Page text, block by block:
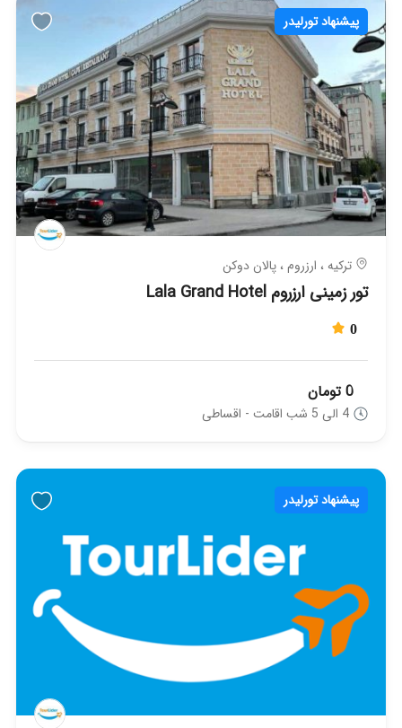
پیشنهاد تورلیدر
ترکیه ، ارزروم ، پالان دوکن
تور زمینی ارزروم Lala Grand Hotel
0
0 تومان
4 الی 5 شب اقامت - اقساطی
پیشنهاد تورلیدر